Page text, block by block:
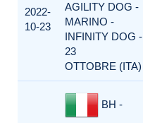
2022-
10-23
AGILITY DOG -
MARINO -
INFINITY DOG -
23
OTTOBRE (ITA)
BH -